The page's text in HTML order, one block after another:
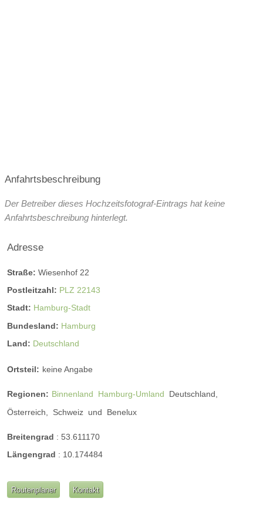
Anfahrtsbeschreibung
Der Betreiber dieses Hochzeitsfotograf-Eintrags hat keine
Anfahrtsbeschreibung hinterlegt.
Adresse
Straße: Wiesenhof 22
Postleitzahl: PLZ 22143
Stadt: Hamburg-Stadt
Bundesland: Hamburg
Land: Deutschland
Ortsteil: keine Angabe
Regionen: Binnenland Hamburg-Umland
Deutschland,
Österreich,
Schweiz und Benelux
Breitengrad : 53.611170
Längengrad : 10.174484
Routenplaner Kontakt